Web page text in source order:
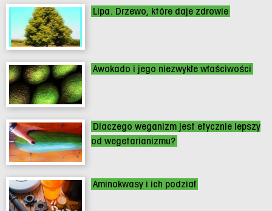
Lipa. Drzewo, które daje zdrowie
Awokado i jego niezwykłe właściwości
Dlaczego weganizm jest etycznie lepszy
od wegetarianizmu?
Aminokwasy i ich podział